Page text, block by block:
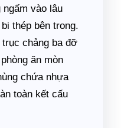
vào lâu
thép bên trong.
chảng ba đỡ
ăn mòn
chứa nhựa
toàn kết cấu